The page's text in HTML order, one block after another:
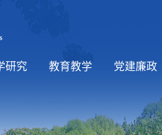
研究 教育教学 党建廉政